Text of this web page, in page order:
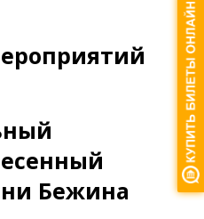
Бежина